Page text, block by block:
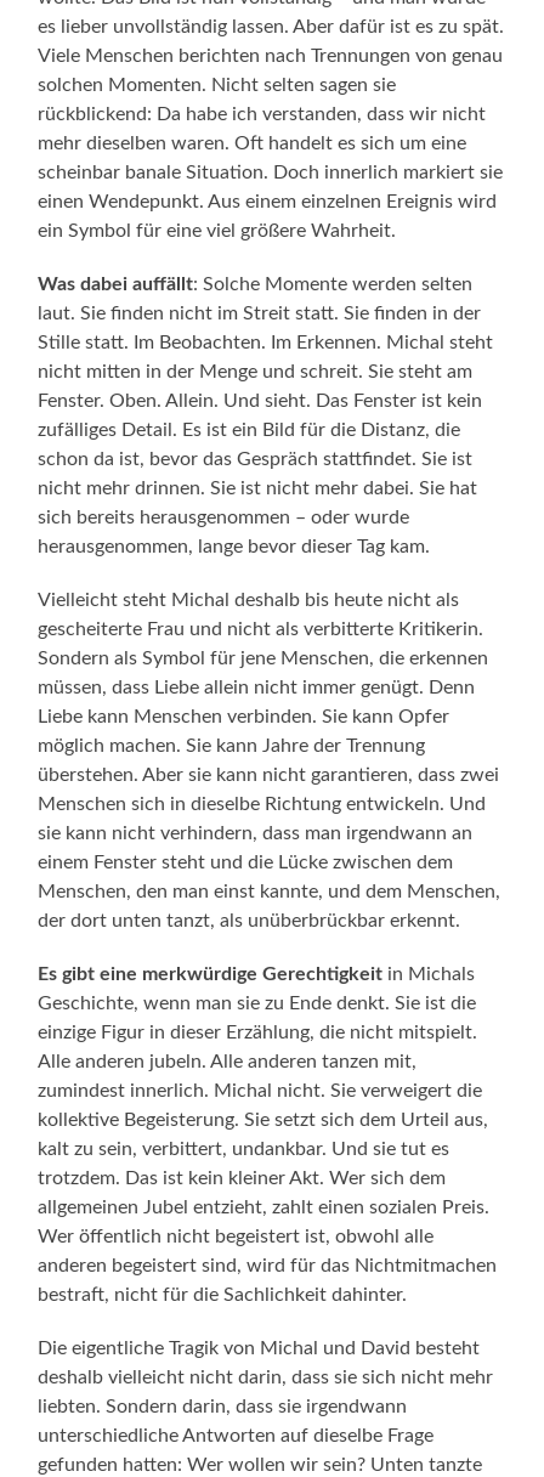
es lieber unvollständig lassen. Aber dafür ist es zu spät.
Viele Menschen berichten nach Trennungen von genau
solchen Momenten. Nicht selten sagen sie
rückblickend: Da habe ich verstanden, dass wir nicht
mehr dieselben waren. Oft handelt es sich um eine
scheinbar banale Situation. Doch innerlich markiert sie
einen Wendepunkt. Aus einem einzelnen Ereignis wird
ein Symbol für eine viel größere Wahrheit.
Was dabei auffällt: Solche Momente werden selten
laut. Sie finden nicht im Streit statt. Sie finden in der
Stille statt. Im Beobachten. Im Erkennen. Michal steht
nicht mitten in der Menge und schreit. Sie steht am
Fenster. Oben. Allein. Und sieht. Das Fenster ist kein
zufälliges Detail. Es ist ein Bild für die Distanz, die
schon da ist, bevor das Gespräch stattfindet. Sie ist
nicht mehr drinnen. Sie ist nicht mehr dabei. Sie hat
sich bereits herausgenommen – oder wurde
herausgenommen, lange bevor dieser Tag kam.
Vielleicht steht Michal deshalb bis heute nicht als
gescheiterte Frau und nicht als verbitterte Kritikerin.
Sondern als Symbol für jene Menschen, die erkennen
müssen, dass Liebe allein nicht immer genügt. Denn
Liebe kann Menschen verbinden. Sie kann Opfer
möglich machen. Sie kann Jahre der Trennung
überstehen. Aber sie kann nicht garantieren, dass zwei
Menschen sich in dieselbe Richtung entwickeln. Und
sie kann nicht verhindern, dass man irgendwann an
einem Fenster steht und die Lücke zwischen dem
Menschen, den man einst kannte, und dem Menschen,
der dort unten tanzt, als unüberbrückbar erkennt.
Es gibt eine merkwürdige Gerechtigkeit in Michals
Geschichte, wenn man sie zu Ende denkt. Sie ist die
einzige Figur in dieser Erzählung, die nicht mitspielt.
Alle anderen jubeln. Alle anderen tanzen mit,
zumindest innerlich. Michal nicht. Sie verweigert die
kollektive Begeisterung. Sie setzt sich dem Urteil aus,
kalt zu sein, verbittert, undankbar. Und sie tut es
trotzdem. Das ist kein kleiner Akt. Wer sich dem
allgemeinen Jubel entzieht, zahlt einen sozialen Preis.
Wer öffentlich nicht begeistert ist, obwohl alle
anderen begeistert sind, wird für das Nichtmitmachen
bestraft, nicht für die Sachlichkeit dahinter.
Die eigentliche Tragik von Michal und David besteht
deshalb vielleicht nicht darin, dass sie sich nicht mehr
liebten. Sondern darin, dass sie irgendwann
unterschiedliche Antworten auf dieselbe Frage
gefunden hatten: Wer wollen wir sein? Unten tanzte